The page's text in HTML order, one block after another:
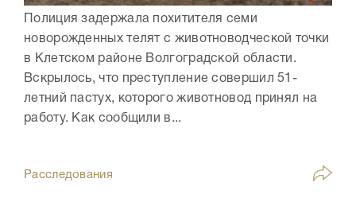
Полиция задержала похитителя семи
новорожденных телят с животноводческой точки
в Клетском районе Волгоградской области.
Вскрылось, что преступление совершил 51-
летний пастух, которого животновод принял на
работу. Как сообщили в...
Расследования